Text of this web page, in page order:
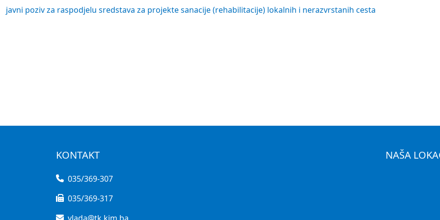
javni poziv za raspodjelu sredstava za projekte sanacije (rehabilitacije) lokalnih i nerazvrstanih cesta
KONTAKT
035/369-307
035/369-317
NAŠA